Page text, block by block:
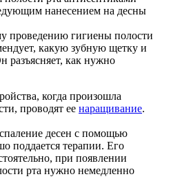
нанесением на десны
проведению гигиены полости
какую зубную щетку и
разъясняет, как нужно
когда произошла
проводят ее наращивание.
десен с помощью
поддается терапии. Его
при появлении
рта нужно немедленно